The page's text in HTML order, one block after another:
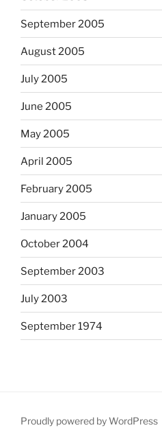
September 2005
August 2005
July 2005
June 2005
May 2005
April 2005
February 2005
January 2005
October 2004
September 2003
July 2003
September 1974
Proudly powered by WordPress